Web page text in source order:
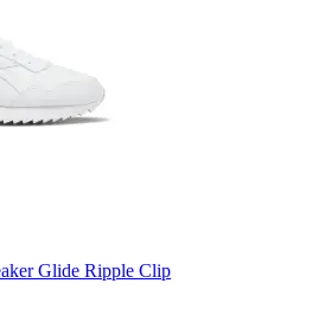
Glide Ripple Clip